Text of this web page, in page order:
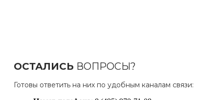
ОСТАЛИСЬ ВОПРОСЫ?
Готовы ответить на них по удобным каналам связи: